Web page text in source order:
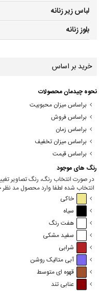
لباس زیر زنانه
بلوز زنانه
خرید بر اساس
نحوه چیدمان محصولات
براساس میزان محبوبیت
براساس فروش
براساس زمان
براساس میزان تخفیف
براساس قیمت
رنگ های موجود
در صورت انتخاب رنگ، رنگ تصاویر
انتخاب شده لطفا وارد محصول مد
خاکی
سیاه
هفت رنگ
سفید مشکی
شرابی
آبی متالیک روشن
قهوه ای متوسط
عنابی تند